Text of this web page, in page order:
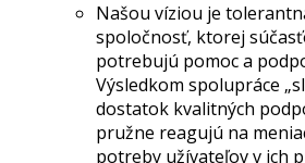
Našou víziou je
spoločnosť, ktorej
potrebujú pomoc a
Výsledkom spolupráce
dostatok kvalitných
pružne reagujú na
potreby užívateľov v ich